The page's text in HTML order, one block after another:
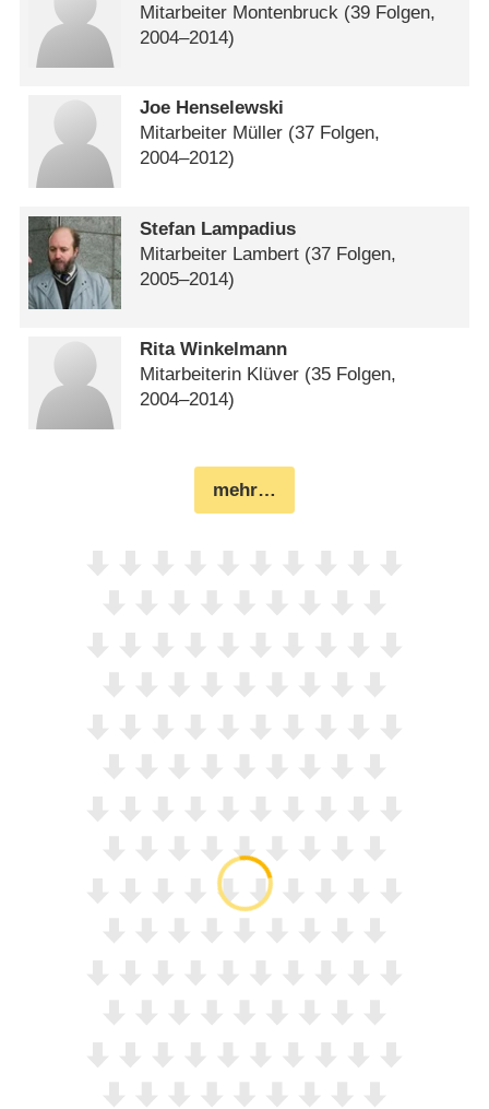
Mitarbeiter Montenbruck (39 Folgen,
2004⁠–⁠2014)
Joe Henselewski
Mitarbeiter Müller (37 Folgen,
2004⁠–⁠2012)
Stefan Lampadius
Mitarbeiter Lambert (37 Folgen,
2005⁠–⁠2014)
Rita Winkelmann
Mitarbeiterin Klüver (35 Folgen,
2004⁠–⁠2014)
mehr…